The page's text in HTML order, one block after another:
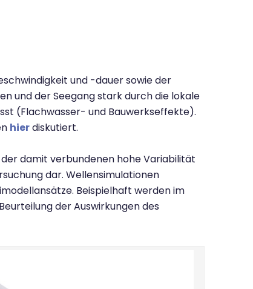
und -dauer sowie der
und der Seegang stark durch die lokale
(Flachwasser- und Bauwerkseffekte).
hierdiskutiert.
damit verbundenen hohe Variabilität
dar. Wellensimulationen
Beispielhaft werden im
der Auswirkungen des